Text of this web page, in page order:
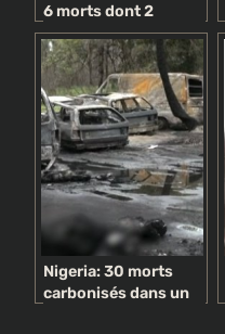
6 morts dont 2
enfants dans un
accident causé par
un camion fou
Nigeria: 30 morts
carbonisés dans un